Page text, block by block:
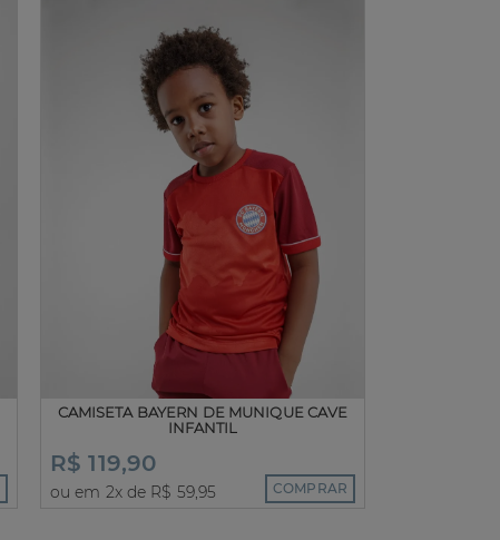
CAMISETA BAYERN DE MUNIQUE CAVE
INFANTIL
R$ 119,90
ou em 2x de R$ 59,95 COMPRAR